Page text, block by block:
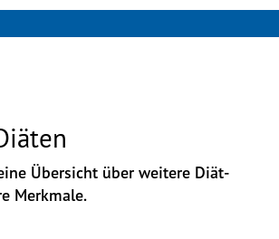
Übersicht über weitere Diät-
Merkmale.